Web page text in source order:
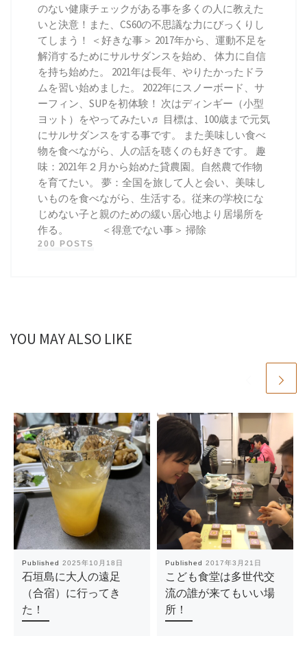
のない健康チェックがある事を多くの人に教えた
いと決意！また、CS60の不思議な力にびっくりし
てしまう！ ＜好きな事＞ 2017年から、運動不足を
解消するためにサルサダンスを始め、 体力に自信
を持ち始めた。 2021年は長年、やりたかったドラ
ムを習い始めました。 2022年にスノーボード、サ
ーフィン、SUPを初体験！ 次はディンギー（小型
ヨット）をやってみたい♬ 目標は、100歳まで元気
にサルサダンスをする事です。 また美味しい食べ
物を食べながら、人の話を聴くのも好きです。 趣
味：2021年２月から始めた貸農園。自然農で作物
を育てたい。 夢：全国を旅して人と会い、美味し
いものを食べながら、生活する。従来の学校にな
じめない子と親のための緩い居心地より居場所を
作る。 ＜得意でない事＞ 掃除
200 POSTS
YOU MAY ALSO LIKE
Published 2025年10月18日
石垣島に大人の遠足
（合宿）に行ってき
た！
Published 2017年3月21日
こども食堂は多世代交
流の誰が来てもいい場
所！